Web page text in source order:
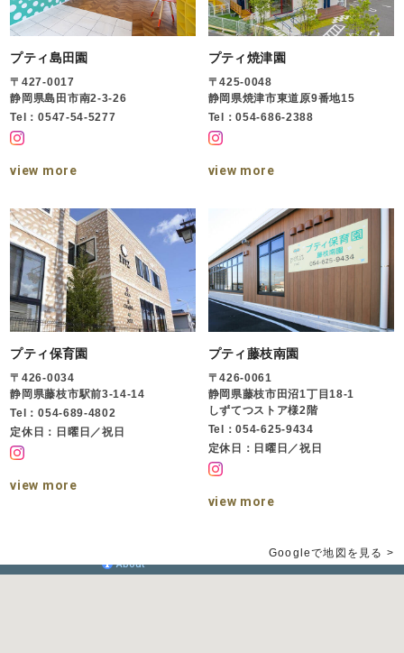
プティ島田園
〒427-0017
静岡県島田市南2-3-26
Tel：0547-54-5277
view more
プティ焼津園
〒425-0048
静岡県焼津市東道原9番地15
Tel：054-686-2388
view more
プティ保育園
〒426-0034
静岡県藤枝市駅前3-14-14
Tel：054-689-4802
定休日：日曜日／祝日
view more
プティ藤枝南園
〒426-0061
静岡県藤枝市田沼1丁目18-1
しずてつストア様2階
Tel：054-625-9434
定休日：日曜日／祝日
view more
Googleで地図を見る >